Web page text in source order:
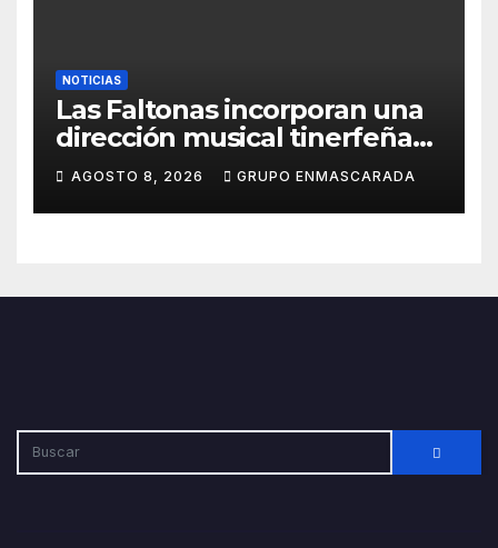
NOTICIAS
Las Faltonas incorporan una
dirección musical tinerfeña
para afrontar con ilusión el
Carnaval de Lanzarote
AGOSTO 8, 2026 GRUPO ENMASCARADA